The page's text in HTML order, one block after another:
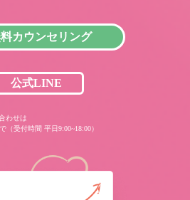
カウンセリング
公式LINE
わせは
（受付時間 平日9:00~18:00）